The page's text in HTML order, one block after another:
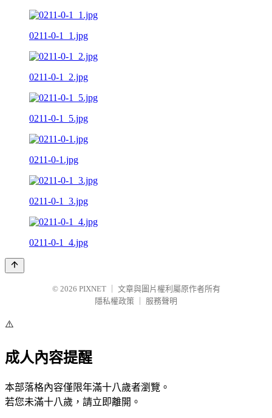
0211-0-1_1.jpg
0211-0-1_2.jpg
0211-0-1_5.jpg
0211-0-1.jpg
0211-0-1_3.jpg
0211-0-1_4.jpg
© 2026 PIXNET
文章與圖片權利屬原作者所有
隱私權政策
服務聲明
⚠️
成人內容提醒
本部落格內容僅限年滿十八歲者瀏覽。
若您未滿十八歲，請立即離開。